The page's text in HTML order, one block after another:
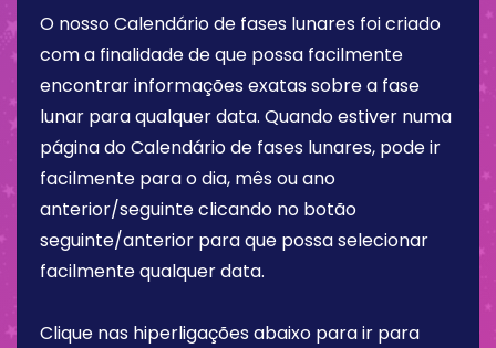
O nosso Calendário de fases lunares foi criado
com a finalidade de que possa facilmente
encontrar informações exatas sobre a fase
lunar para qualquer data. Quando estiver numa
página do Calendário de fases lunares, pode ir
facilmente para o dia, mês ou ano
anterior/seguinte clicando no botão
seguinte/anterior para que possa selecionar
facilmente qualquer data.
Clique nas hiperligações abaixo para ir para